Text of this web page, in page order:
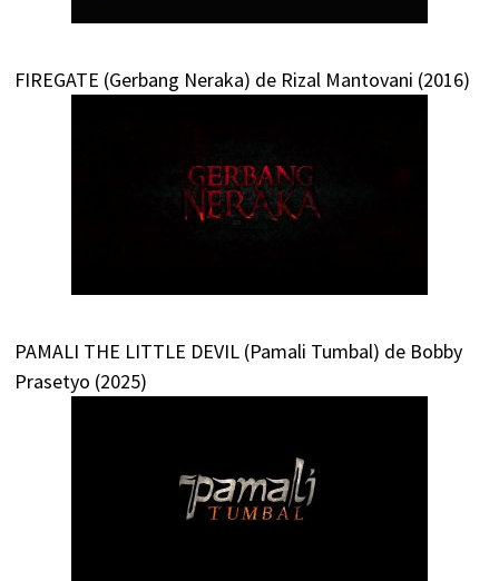
FIREGATE (Gerbang Neraka) de Rizal Mantovani (2016)
PAMALI THE LITTLE DEVIL (Pamali Tumbal) de Bobby
Prasetyo (2025)